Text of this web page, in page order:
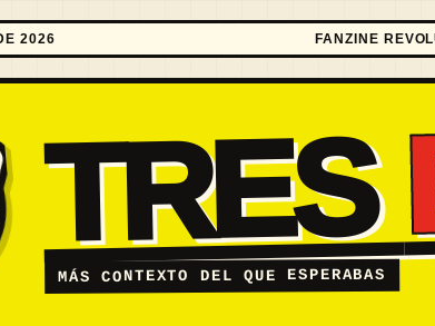
2026 FANZINE
TRES
MÁS CONTEXTO DEL QUE ESPERABAS